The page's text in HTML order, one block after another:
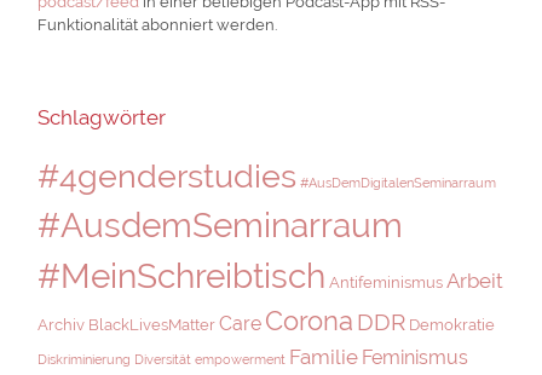
Funktionalität abonniert werden.
Schlagwörter
#4genderstudies #AusDemDigitalenSeminarraum
#AusdemSeminarraum
#MeinSchreibtisch Antifeminismus Arbeit
Archiv BlackLivesMatter Care Corona DDR Demokratie
Diskriminierung Diversität empowerment Familie Feminismus